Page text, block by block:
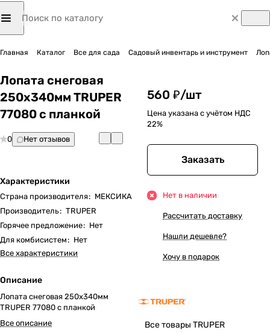
Главная Каталог Все для сада Садовый инвентарь и инструмент
Лопата снеговая
250х340мм TRUPER
77080 с планкой
0 Нет отзывов
Характеристики
Страна производителя: МЕКСИКА
Производитель: TRUPER
Горячее предложение: Нет
Для комбисистем: Нет
Все характеристики
Описание
Лопата снеговая 250х340мм
TRUPER 77080 с планкой
Все описание
560 ₽/шт
Цена указана с учётом НДС
22%
Заказать
Нет в наличии
Рассчитать доставку
Нашли дешевле?
Хочу в подарок
Все товары TRUPER